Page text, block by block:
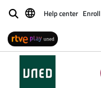
BuscarHelp center Enroll